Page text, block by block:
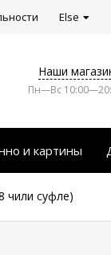
Else
Наши
Пн—Вс
и картины
чили суфле)